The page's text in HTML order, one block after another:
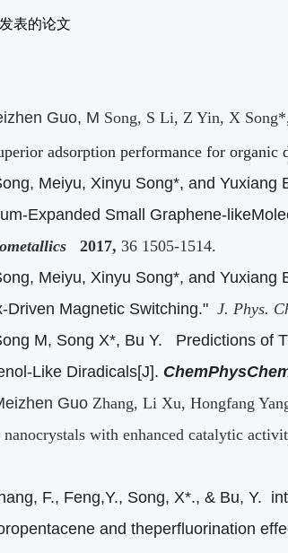
表的论文
Guo, M Song, S Li, Z Yin, X
adsorption performance for organic
Meiyu, Xinyu Song*, and
Expanded Small Graphene-
2017, 36 1505-1514.
Meiyu, Xinyu Song*, and
Driven Magnetic Switching." J. Phys.
M, Song X*, Bu Y. Predictions of
‐Like Diradicals[J].
Guo Zhang, Li Xu, Hongfang
nanocrystals with enhanced catalytic
F., Feng,Y., Song, X*., & Bu, Y.
and theperfluorination